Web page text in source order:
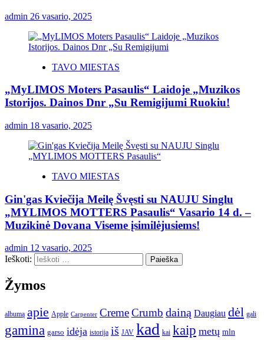
admin 26 vasario, 2025
TAVO MIESTAS
„MyLIMOS Moters Pasaulis“ Laidoje „Muzikos
Istorijos. Dainos Dnr „Su Remigijumi Ruokiu!
admin 18 vasario, 2025
TAVO MIESTAS
Gin'gas Kviečija Meilę Švęsti su NAUJU Singlu
„MYLIMOS MOTTERS Pasaulis“ Vasario 14 d. –
Muzikinė Dovana Viseme įsimilėjusiems!
admin 12 vasario, 2025
Ieškoti:
Žymos
albumą apie Apple Carpenter CremeCrumb dainą Daugiau dėl gali
gamina garso idėja istorija iš JAV kad kai kaip metų mln